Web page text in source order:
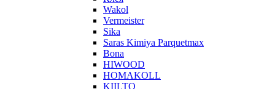
Wakol
Vermeister
Sika
Saras Kimiya Parquetmax
Bona
HIWOOD
HOMAKOLL
KIILTO